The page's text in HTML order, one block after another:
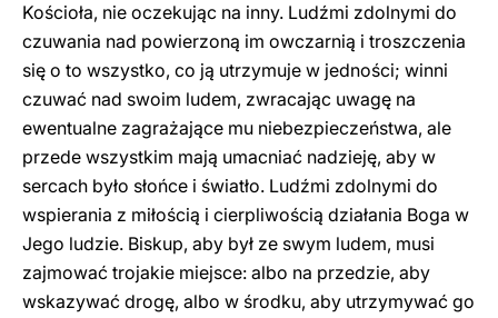
Kościoła, nie oczekując na inny. Ludźmi zdolnymi do
czuwania nad powierzoną im owczarnią i troszczenia
się o to wszystko, co ją utrzymuje w jedności; winni
czuwać nad swoim ludem, zwracając uwagę na
ewentualne zagrażające mu niebezpieczeństwa, ale
przede wszystkim mają umacniać nadzieję, aby w
sercach było słońce i światło. Ludźmi zdolnymi do
wspierania z miłością i cierpliwością działania Boga w
Jego ludzie. Biskup, aby był ze swym ludem, musi
zajmować trojakie miejsce: albo na przedzie, aby
wskazywać drogę, albo w środku, aby utrzymywać go